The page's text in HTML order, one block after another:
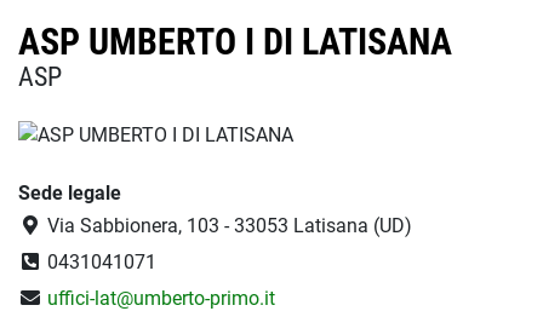
ASP UMBERTO I DI LATISANA
ASP
Sede legale
Via Sabbionera, 103 - 33053 Latisana (UD)
0431041071
uffici-lat@umberto-primo.it